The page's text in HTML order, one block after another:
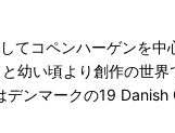
コペンハーゲンを
幼い頃より創作の世
ンマークの19